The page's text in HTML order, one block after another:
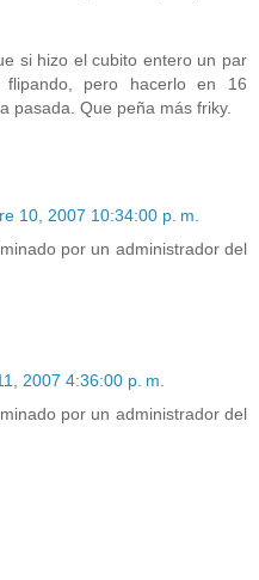
si hizo el cubito entero un par
pero hacerlo en 16
pasada. Que peña más friky.
10, 2007 10:34:00 p. m.
por un administrador del
2007 4:36:00 p. m.
por un administrador del